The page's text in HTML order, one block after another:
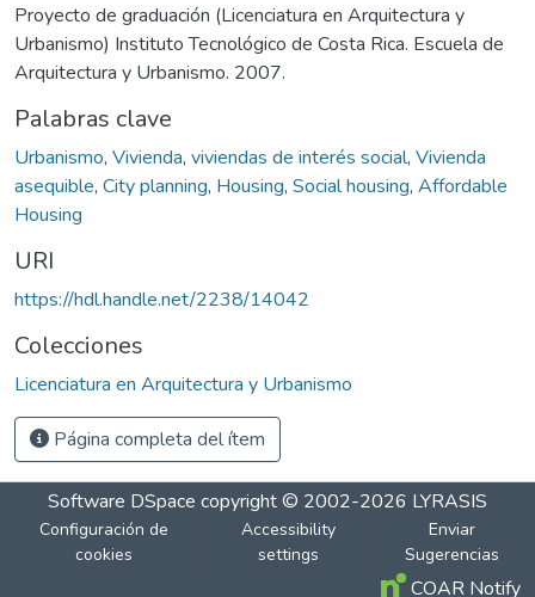
Proyecto de graduación (Licenciatura en Arquitectura y
Urbanismo) Instituto Tecnológico de Costa Rica. Escuela de
Arquitectura y Urbanismo. 2007.
Palabras clave
Urbanismo, Vivienda, viviendas de interés social, Vivienda
asequible, City planning, Housing, Social housing, Affordable
Housing
URI
https://hdl.handle.net/2238/14042
Colecciones
Licenciatura en Arquitectura y Urbanismo
Página completa del ítem
Software DSpace copyright © 2002-2026 LYRASIS
Configuración de
cookies
Accessibility
settings
Enviar
Sugerencias
COAR Notify